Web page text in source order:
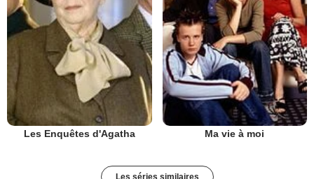
Les Enquêtes d'Agatha Ma vie à moi
Les séries similaires